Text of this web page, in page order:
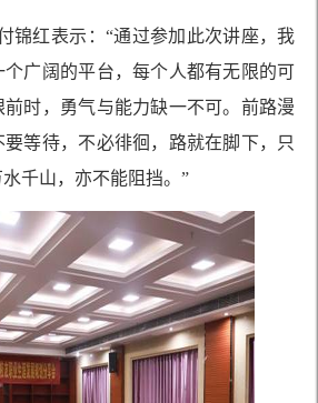
锦红表示：“通过参加此次讲座，我
广阔的平台，每个人都有无限的可
时，勇气与能力缺一不可。前路漫
等待，不必徘徊，路就在脚下，只
千山，亦不能阻挡。”